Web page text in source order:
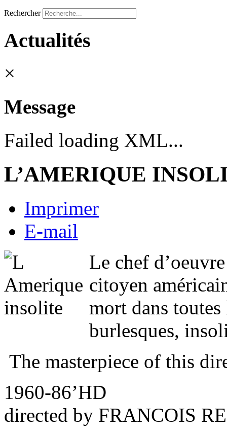
Rechercher
Actualités
×
Message
Failed loading XML...
L’AMERIQUE
Imprimer
E-mail
Le chef
citoyen
mort dans toutes
burlesques,
The masterpiece of this
1960-86’HD
directed by FRANCOIS